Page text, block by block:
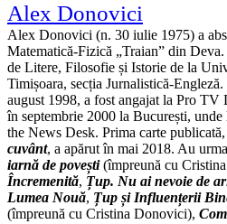
Alex Donovici
Alex Donovici (n. 30 iulie 1975) a
Matematică-Fizică „Traian” din
de Litere, Filosofie și Istorie de la
Timișoara, secția Jurnalistică-
august 1998, a fost angajat la Pro TV
în septembrie 2000 la București,
the News Desk. Prima carte publicată,
cuvânt, a apărut în mai 2018. Au
iarnă de povești(împreună cu
Încremenită, Țup. Nu ai nevoie de
Lumea Nouă, Țup și Influențerii
(împreună cu Cristina Donovici),